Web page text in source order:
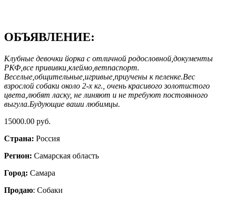
ОБЪЯВЛЕНИЕ:
Клубные девочки йорка с отличной родословной,документы
РКФ,все прививки,клеймо,ветпаспорт.
Веселые,общительные,игривые,приучены к пеленке.Вес
взрослой собаки около 2-х кг., очень красивого золотистого
цвета,любят ласку, не линяют и не требуют постоянного
выгула.Будующие ваши любимцы.
15000.00 руб.
Страна: Россия
Регион: Самарская область
Город: Самара
Продаю: Собаки